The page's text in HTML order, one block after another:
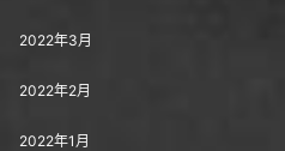
2022年3月
2022年2月
2022年1月